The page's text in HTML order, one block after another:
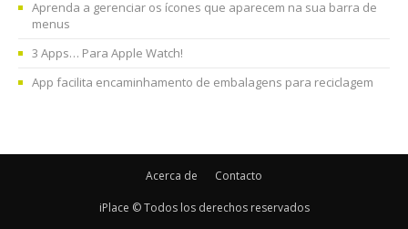
Aprenda a gerenciar os ícones que aparecem na sua barra de
menus
3 Apps… Para Apple Watch!
App facilita encaminhamento de embalagens para reciclagem
Acerca de Contacto
iPlace © Todos los derechos reservados